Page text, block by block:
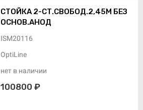
СТОЙКА 2-СТ.СВОБОД.2,45М БЕЗ
ОСНОВ.АНОД
ISM20116
OptiLine
нет в наличии
100800 ₽